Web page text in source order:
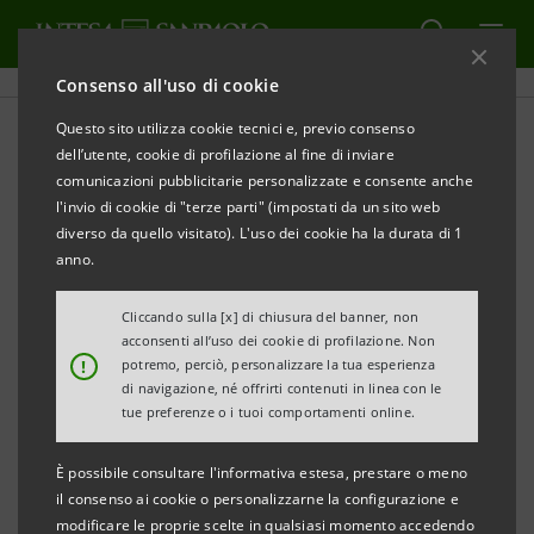
Consenso all'uso di cookie
Questo sito utilizza cookie tecnici e, previo consenso
dell’utente, cookie di profilazione al fine di inviare
comunicazioni pubblicitarie personalizzate e consente anche
l'invio di cookie di "terze parti" (impostati da un sito web
diverso da quello visitato). L'uso dei cookie ha la durata di 1
anno.
!
Cliccando sulla [x] di chiusura del banner, non
acconsenti all’uso dei cookie di profilazione. Non
potremo, perciò, personalizzare la tua esperienza
di navigazione, né offrirti contenuti in linea con le
tue preferenze o i tuoi comportamenti online.
È possibile consultare l'informativa estesa, prestare o meno
il consenso ai cookie o personalizzarne la configurazione e
modificare le proprie scelte in qualsiasi momento accedendo
Bilanci società controllate
STAMPA
In questa sezione si trovano i bilanci delle società
controllate di Intesa Sanpaolo pubblicati dopo il 1°
gennaio 2007, data di decorrenza della fusione tra
Banca Intesa e Sanpaolo IMI.